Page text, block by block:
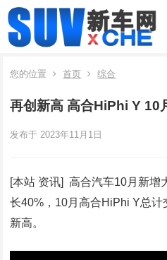
您的位置 首页 综合
再创新高 高合HiPhi Y 10
发布于 2023年11月1日
[本站 资讯] 高合汽车10月新增
长40%，10月高合HiPhi Y总计
新高。